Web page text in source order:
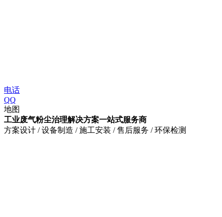
电话
QQ
地图
工业废气粉尘治理解决方案一站式服务商
方案设计 / 设备制造 / 施工安装 / 售后服务 / 环保检测